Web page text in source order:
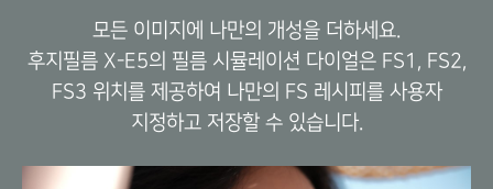
모든 이미지에 나만의 개성을 더하세요.
후지필름 X-E5의 필름 시뮬레이션 다이얼은 FS1, FS2,
FS3 위치를 제공하여 나만의 FS 레시피를 사용자
지정하고 저장할 수 있습니다.